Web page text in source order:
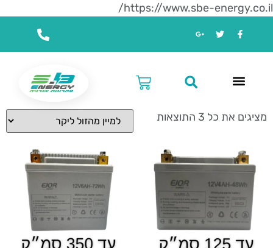
https://www.sbe-energy.co.il/
לאופנועים וקטנועים
מציגים את כל ⁦3⁩ התוצאות